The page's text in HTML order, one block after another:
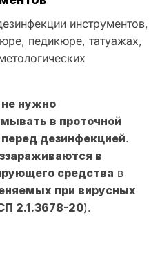
инструментов,
педикюре, татуажах,
нужно
в проточной
дезинфекцией.
в
средства в
при вирусных
2.1.3678-20).